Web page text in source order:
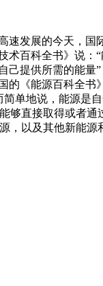
速发展的今天，国
术百科全书》说：
己提供所需的能量
的《能源百科全书
单地说，能源是
够直接取得或者通
，以及其他新能源